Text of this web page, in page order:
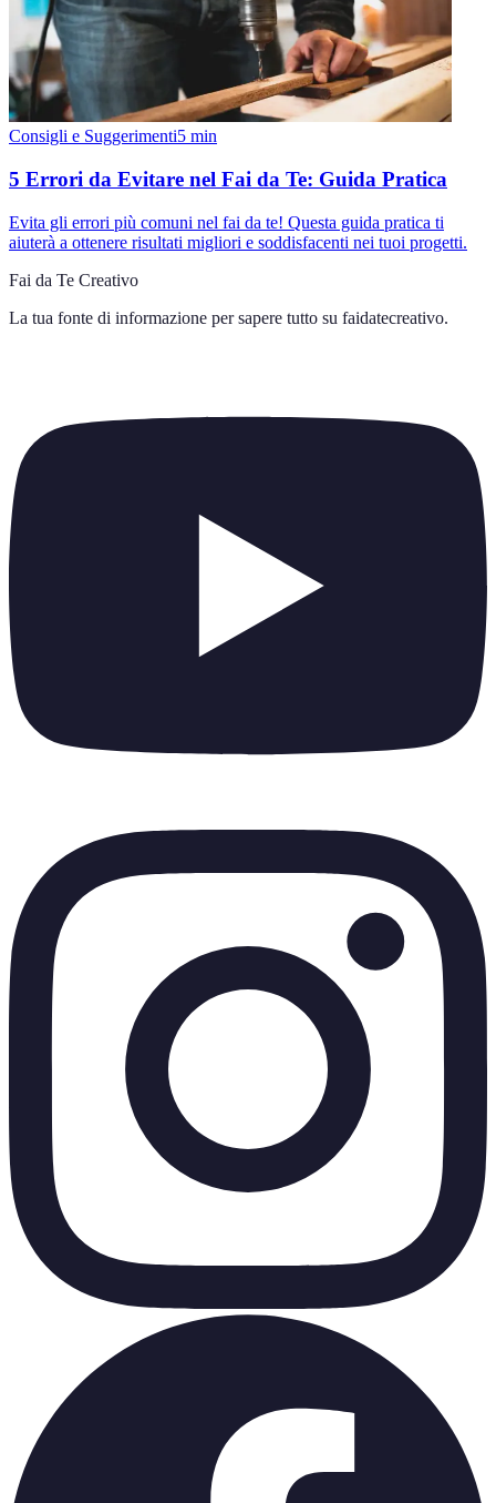
Consigli e Suggerimenti5 min
5 Errori da Evitare nel Fai da Te: Guida Pratica
Evita gli errori più comuni nel fai da te! Questa guida pratica ti
aiuterà a ottenere risultati migliori e soddisfacenti nei tuoi progetti.
Fai da Te Creativo
La tua fonte di informazione per sapere tutto su faidatecreativo.